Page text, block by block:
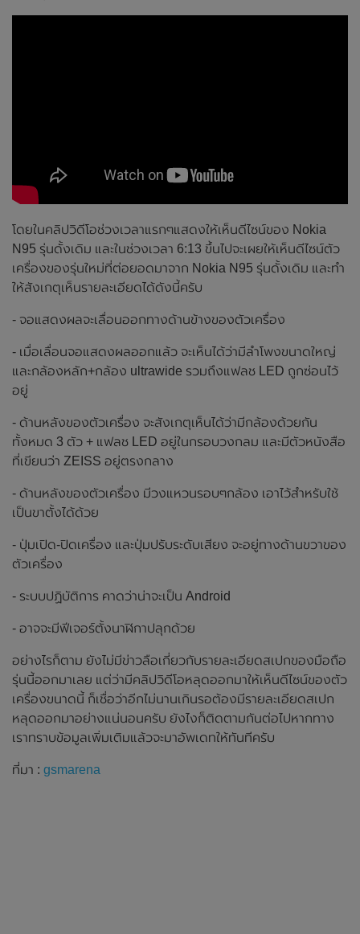
โดยในคลิปวิดีโอช่วงเวลาแรกๆแสดงให้เห็นดีไซน์ของ Nokia
N95 รุ่นดั้งเดิม และในช่วงเวลา 6:13 ขึ้นไปจะเผยให้เห็นดีไซน์ตัว
เครื่องของรุ่นใหม่ที่ต่อยอดมาจาก Nokia N95 รุ่นดั้งเดิม และทำ
ให้สังเกตุเห็นรายละเอียดได้ดังนี้ครับ
- จอแสดงผลจะเลื่อนออกทางด้านข้างของตัวเครื่อง
- เมื่อเลื่อนจอแสดงผลออกแล้ว จะเห็นได้ว่ามีลำโพงขนาดใหญ่
และกล้องหลัก+กล้อง ultrawide รวมถึงแฟลช LED ถูกซ่อนไว้
อยู่
- ด้านหลังของตัวเครื่อง จะสังเกตุเห็นได้ว่ามีกล้องด้วยกัน
ทั้งหมด 3 ตัว + แฟลช LED อยู่ในกรอบวงกลม และมีตัวหนังสือ
ที่เขียนว่า ZEISS อยู่ตรงกลาง
- ด้านหลังของตัวเครื่อง มีวงแหวนรอบๆกล้อง เอาไว้สำหรับใช้
เป็นขาตั้งได้ด้วย
- ปุ่มเปิด-ปิดเครื่อง และปุ่มปรับระดับเสียง จะอยู่ทางด้านขวาของ
ตัวเครื่อง
- ระบบปฏิบัติการ คาดว่าน่าจะเป็น Android
- อาจจะมีฟีเจอร์ตั้งนาฬิกาปลุกด้วย
อย่างไรก็ตาม ยังไม่มีข่าวลือเกี่ยวกับรายละเอียดสเปกของมือถือ
รุ่นนี้ออกมาเลย แต่ว่ามีคลิปวิดีโอหลุดออกมาให้เห็นดีไซน์ของตัว
เครื่องขนาดนี้ ก็เชื่อว่าอีกไม่นานเกินรอต้องมีรายละเอียดสเปก
หลุดออกมาอย่างแน่นอนครับ ยังไงก็ติดตามกันต่อไปหากทาง
เราทราบข้อมูลเพิ่มเติมแล้วจะมาอัพเดทให้ทันทีครับ
ที่มา : gsmarena